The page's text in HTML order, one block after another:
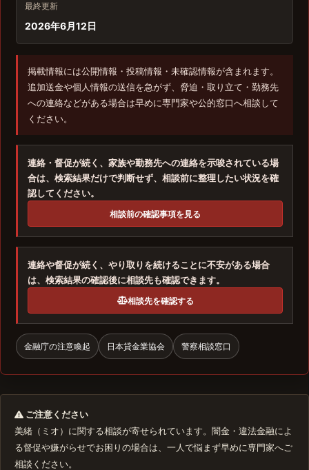
最終更新
2026年6月12日
掲載情報には公開情報・投稿情報・未確認情報が含まれます。
追加送金や個人情報の送信を急がず、脅迫・取り立て・勤務先
への連絡などがある場合は早めに専門家や公的窓口へ相談して
ください。
連絡・督促が続く、家族や勤務先への連絡を示唆されている場
合は、検索結果だけで判断せず、相談前に整理したい状況を確
認してください。
相談前の確認事項を見る
連絡や督促が続く、やり取りを続けることに不安がある場合
は、検索結果の確認後に相談先も確認できます。
相談先を確認する
金融庁の注意喚起 日本貸金業協会 警察相談窓口
ご注意ください
美緒（ミオ）に関する相談が寄せられています。闇金・違法金融によ
る督促や嫌がらせでお困りの場合は、一人で悩まず早めに専門家へご
相談ください。